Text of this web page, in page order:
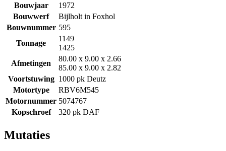
Bouwjaar
1972
Bouwwerf
Bijlholt in Foxhol
Bouwnummer 595
Tonnage
1149
1425
Afmetingen
80.00 x 9.00 x 2.66
85.00 x 9.00 x 2.82
Voortstuwing 1000 pk Deutz
Motortype
RBV6M545
Motornummer 5074767
Kopschroef
320 pk DAF
Mutaties